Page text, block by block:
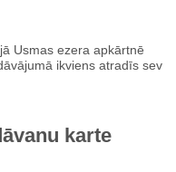
Usmas ezera apkārtnē
ikviens atradīs sev
karte